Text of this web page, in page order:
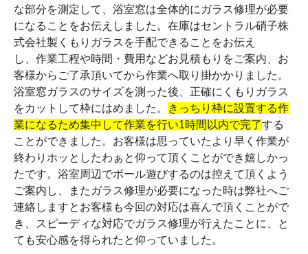
な部分を測定して、浴室窓は全体的にガラス修理が必要
になることをお伝えしました。在庫はセントラル硝子株
式会社製くもりガラスを手配できることをお伝え
し、作業工程や時間・費用などお見積もりをご案内、お
客様からご了承頂いてから作業へ取り掛かかりました。
浴室窓ガラスのサイズを測った後、正確にくもりガラス
をカットして枠にはめました。
きっちり枠に設置する作
業になるため集中して作業を行い1時間以内で完了する
ことができました。お客様は思っていたより早く作業が
終わりホッとしたわぁと仰って頂くことができ嬉しかっ
たです。浴室周辺でボール遊びするのは控えて頂くよう
ご案内し、またガラス修理が必要になった時は弊社へご
連絡しますとお客様も今回の対応は喜んで頂くことがで
き、スピーディな対応でガラス修理が行えたことに、と
ても安心感を得られたと仰っていました。